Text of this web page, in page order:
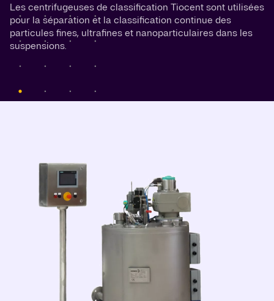
Les centrifugeuses de classification Tiocent sont utilisées
pour la séparation et la classification continue des
particules fines, ultrafines et nanoparticulaires dans les
suspensions.